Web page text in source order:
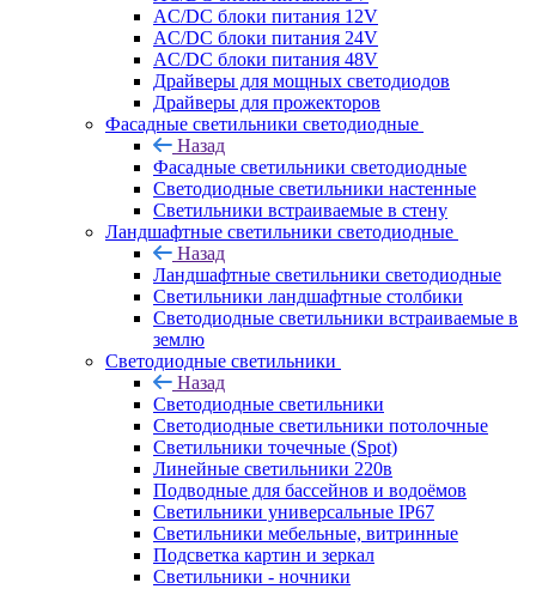
AC/DC блоки питания 12V
AC/DC блоки питания 24V
AC/DC блоки питания 48V
Драйверы для мощных светодиодов
Драйверы для прожекторов
Фасадные светильники светодиодные
Назад
Фасадные светильники светодиодные
Светодиодные светильники настенные
Светильники встраиваемые в стену
Ландшафтные светильники светодиодные
Назад
Ландшафтные светильники светодиодные
Светильники ландшафтные столбики
Светодиодные светильники встраиваемые в
землю
Светодиодные светильники
Назад
Светодиодные светильники
Светодиодные светильники потолочные
Светильники точечные (Spot)
Линейные светильники 220в
Подводные для бассейнов и водоёмов
Светильники универсальные IP67
Светильники мебельные, витринные
Подсветка картин и зеркал
Светильники - ночники